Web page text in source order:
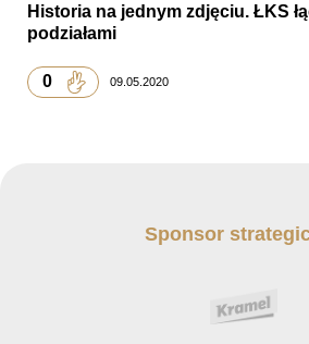
Historia na jednym zdjęciu. ŁKS
podziałami
0 09.05.2020
Sponsor